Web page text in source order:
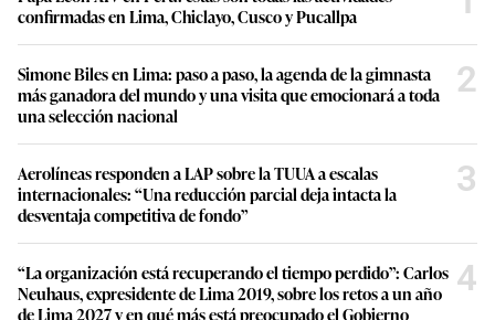
confirmadas en Lima, Chiclayo, Cusco y Pucallpa
Simone Biles en Lima: paso a paso, la agenda de la gimnasta
más ganadora del mundo y una visita que emocionará a toda
una selección nacional
2
Aerolíneas responden a LAP sobre la TUUA a escalas
internacionales: “Una reducción parcial deja intacta la
desventaja competitiva de fondo”
3
“La organización está recuperando el tiempo perdido”: Carlos
Neuhaus, expresidente de Lima 2019, sobre los retos a un año
de Lima 2027 y en qué más está preocupado el Gobierno
4